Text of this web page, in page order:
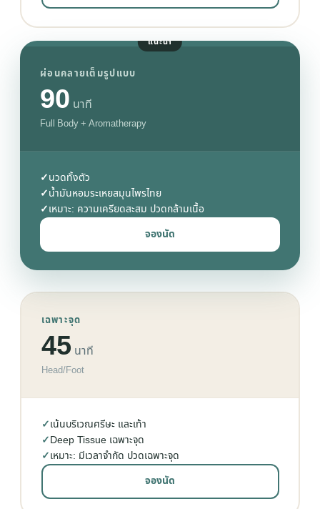
แนะนำ
ผ่อนคลายเต็มรูปแบบ
90 นาที
Full Body + Aromatherapy
✓นวดทั้งตัว
✓น้ำมันหอมระเหยสมุนไพรไทย
✓เหมาะ: ความเครียดสะสม ปวดกล้ามเนื้อ
จองนัด
เฉพาะจุด
45 นาที
Head/Foot
✓เน้นบริเวณศรีษะ และเท้า
✓Deep Tissue เฉพาะจุด
✓เหมาะ: มีเวลาจำกัด ปวดเฉพาะจุด
จองนัด